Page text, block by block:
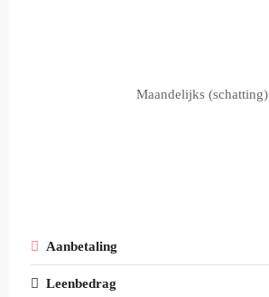
Maandelijks (schatting)
Aanbetaling
Leenbedrag